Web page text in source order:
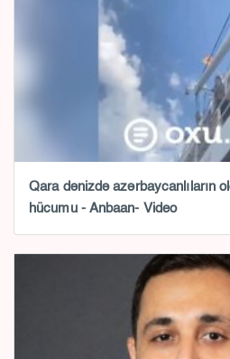
Qara dənizdə azərbaycanlıların
hücumu - Anbaan- Video